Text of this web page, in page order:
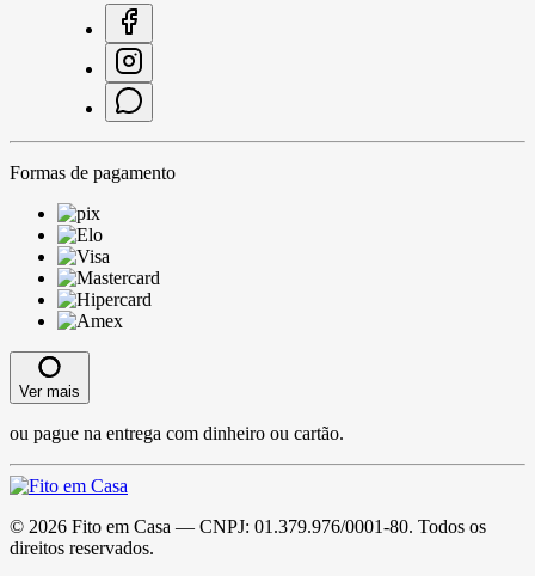
Formas de pagamento
Ver mais
ou pague na entrega com dinheiro ou cartão.
© 2026 Fito em Casa — CNPJ: 01.379.976/0001-80. Todos os
direitos reservados.